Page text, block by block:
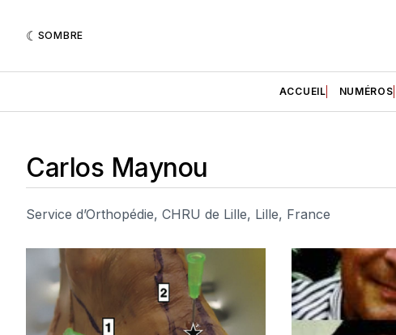
SOMBRE
ACCUEIL NUMÉROS
Carlos Maynou
Service d’Orthopédie, CHRU de Lille, Lille, France